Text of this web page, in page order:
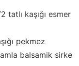
tatlı kaşığı esmer
pekmez
balsamik sirke